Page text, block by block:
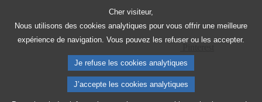
Cher visiteur,
Nous utilisons des cookies analytiques pour vous offrir une meilleure
expérience de navigation. Vous pouvez les refuser ou les accepter.
Je refuse les cookies analytiques
J’accepte les cookies analytiques